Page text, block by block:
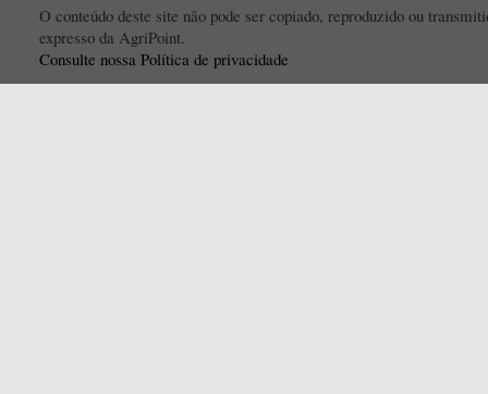
O conteúdo deste site não pode ser copiado, reproduzido ou
expresso da AgriPoint.
Consulte nossa Política de privacidade